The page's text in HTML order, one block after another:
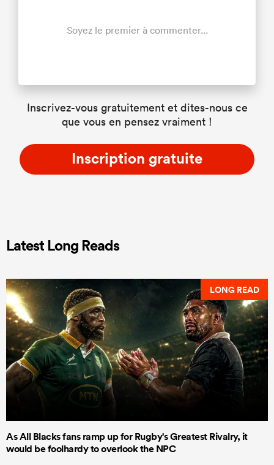
Soyez le premier à commenter...
Inscrivez-vous gratuitement et dites-nous ce
que vous en pensez vraiment !
Inscription gratuite
Latest Long Reads
LONG READ
As All Blacks fans ramp up for Rugby's Greatest Rivalry, it
would be foolhardy to overlook the NPC